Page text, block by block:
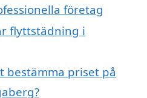
företag
flyttstädning i
bestämma priset på